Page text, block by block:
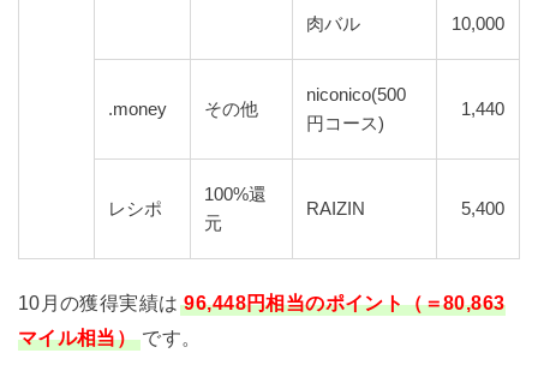
肉バル 10,000
.money その他
niconico(500
円コース)
1,440
レシポ
100%還
元
RAIZIN 5,400
10月の獲得実績は 96,448円相当のポイント（＝80,863
マイル相当） です。